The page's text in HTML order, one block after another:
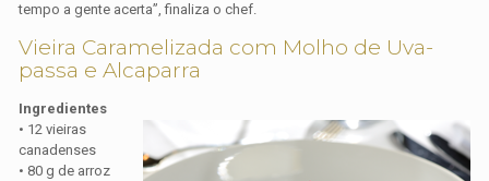
tempo a gente acerta”, finaliza o chef.
Vieira Caramelizada com Molho de Uva-
passa e Alcaparra
Ingredientes
• 12 vieiras
canadenses
• 80 g de arroz